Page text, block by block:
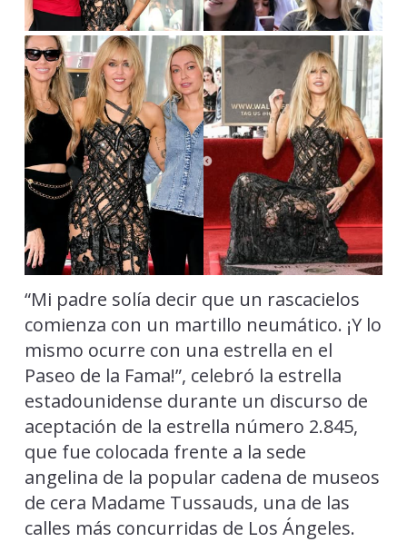
“Mi padre solía decir que un rascacielos
comienza con un martillo neumático. ¡Y lo
mismo ocurre con una estrella en el
Paseo de la Fama!”, celebró la estrella
estadounidense durante un discurso de
aceptación de la estrella número 2.845,
que fue colocada frente a la sede
angelina de la popular cadena de museos
de cera Madame Tussauds, una de las
calles más concurridas de Los Ángeles.